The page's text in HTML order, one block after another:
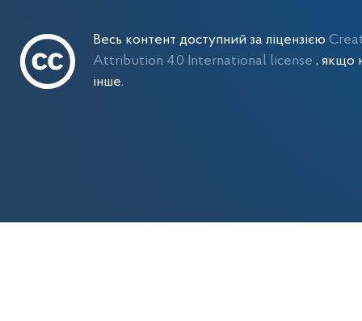
Весь контент доступний за ліцензією
Attribution 4.0 International license , якщо
інше.